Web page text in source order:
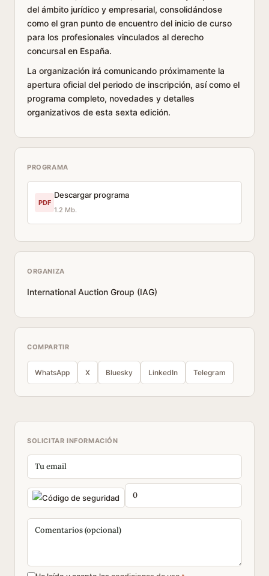
del ámbito jurídico y empresarial, consolidándose
como el gran punto de encuentro del inicio de curso
para los profesionales vinculados al derecho
concursal en España.
La organización irá comunicando próximamente la
apertura oficial del periodo de inscripción, así como el
programa completo, novedades y detalles
organizativos de esta sexta edición.
PROGRAMA
PDF
Descargar programa
1.2 Mb.
ORGANIZA
International Auction Group (IAG)
COMPARTIR
WhatsApp X Bluesky LinkedIn Telegram
SOLICITAR INFORMACIÓN